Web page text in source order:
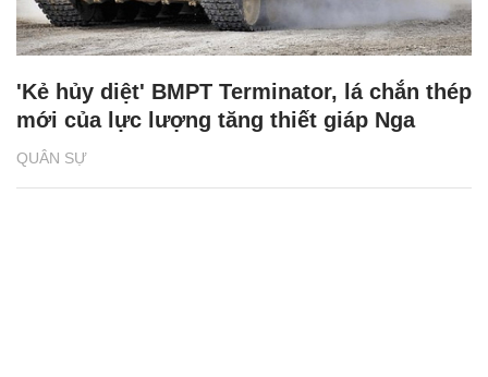
QUÂN SỰ
'Kẻ hủy diệt' BMPT Terminator, lá chắn thép
mới của lực lượng tăng thiết giáp Nga